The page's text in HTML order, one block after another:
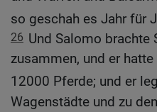
so geschah es Jahr für
26 Und Salomo brachte
zusammen, und er
12000 Pferde; und er
Wagenstädte und zu